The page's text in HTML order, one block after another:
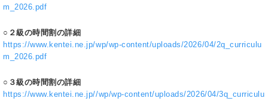
m_2026.pdf
○２級の時間割の詳細
https://www.kentei.ne.jp/wp/wp-content/uploads/2026/04/2q_curriculu
m_2026.pdf
○３級の時間割の詳細
https://www.kentei.ne.jp//wp/wp-content/uploads/2026/04/3q_curriculu